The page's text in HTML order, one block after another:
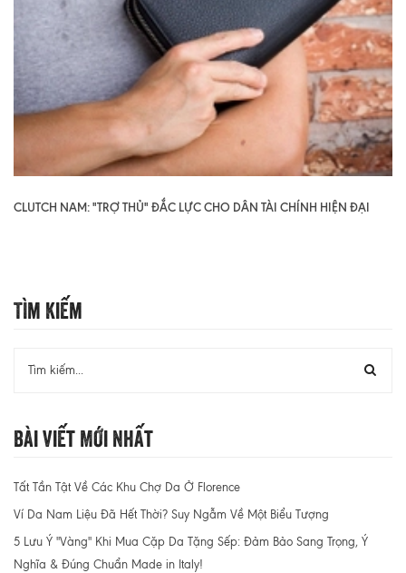
CLUTCH NAM: "TRỢ THỦ" ĐẮC LỰC CHO DÂN TÀI CHÍNH HIỆN ĐẠI
Tìm Kiếm
Bài Viết Mới Nhất
Tất Tần Tật Về Các Khu Chợ Da Ở Florence
Ví Da Nam Liệu Đã Hết Thời? Suy Ngẫm Về Một Biểu Tượng
5 Lưu Ý "Vàng" Khi Mua Cặp Da Tặng Sếp: Đảm Bảo Sang Trọng, Ý
Nghĩa & Đúng Chuẩn Made in Italy!